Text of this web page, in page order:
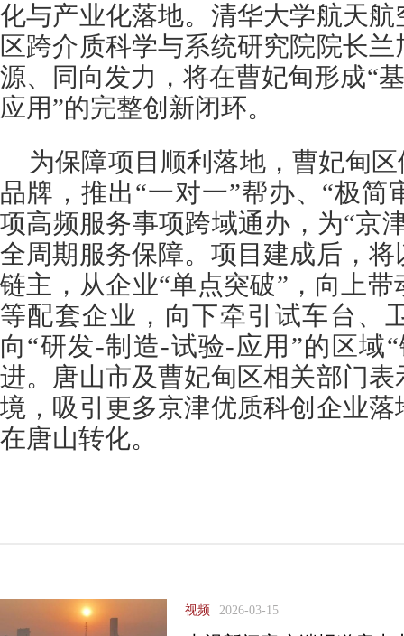
化与产业化落地。清华大学航天
区跨介质科学与系统研究院院长
源、同向发力，将在曹妃甸形成“
应用”的完整创新闭环。
为保障项目顺利落地，曹妃甸
品牌，推出“一对一”帮办、“极简
项高频服务事项跨域通办，为“京
全周期服务保障。项目建成后，
链主，从企业“单点突破”，向上
等配套企业，向下牵引试车台、
向“研发-制造-试验-应用”的区域
进。唐山市及曹妃甸区相关部门
境，吸引更多京津优质科创企业
在唐山转化。
视频 2026-03-15